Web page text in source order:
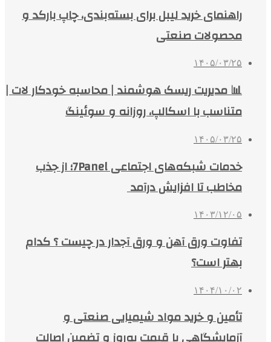
راهنمای خرید لیبل برای بسته‌بندی، چاپ بارکد و
محصولات صنعتی
۱۴۰۵/۰۳/۲۵
📊 مدیریت ریسک هوشمند | محاسبه خودکار لات |
متناسب با اسکالپ، روزانه و سوئینگ
۱۴۰۵/۰۳/۲۵
خدمات شبکه‌های اجتماعی 7Panel؛ از جذب
مخاطب تا افزایش درآمد
۱۴۰۳/۱۲/۰۵
تفاوت ورق آهن و ورق آجدار در چیست ؟ کدام
بهتر است؟
۱۴۰۴/۱۰/۰۲
تأمین و خرید مواد شیمیایی صنعتی و